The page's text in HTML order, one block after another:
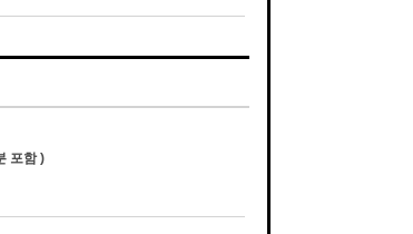
포함 )